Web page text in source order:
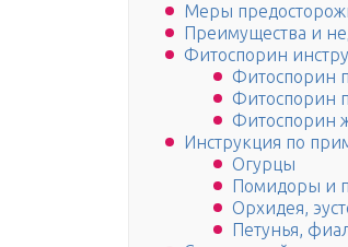
Меры
Преимущества и
Фитоспорин
Фитоспорин
Фитоспорин
Фитоспорин
Инструкция по
Огурцы
Помидоры и
Орхидея,
Петунья,